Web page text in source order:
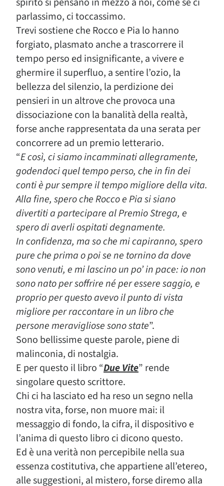
parlassimo, ci toccassimo.
Trevi sostiene che Rocco e Pia lo hanno
forgiato, plasmato anche a trascorrere il
tempo perso ed insignificante, a vivere e
ghermire il superfluo, a sentire l’ozio, la
bellezza del silenzio, la perdizione dei
pensieri in un altrove che provoca una
dissociazione con la banalità della realtà,
forse anche rappresentata da una serata per
concorrere ad un premio letterario.
“E così, ci siamo incamminati allegramente,
godendoci quel tempo perso, che in fin dei
conti è pur sempre il tempo migliore della vita.
Alla fine, spero che Rocco e Pia si siano
divertiti a partecipare al Premio Strega, e
spero di averli ospitati degnamente.
In confidenza, ma so che mi capiranno, spero
pure che prima o poi se ne tornino da dove
sono venuti, e mi lascino un po’ in pace: io non
sono nato per soffrire né per essere saggio, e
proprio per questo avevo il punto di vista
migliore per raccontare in un libro che
persone meravigliose sono state”.
Sono bellissime queste parole, piene di
malinconia, di nostalgia.
E per questo il libro “Due Vite” rende
singolare questo scrittore.
Chi ci ha lasciato ed ha reso un segno nella
nostra vita, forse, non muore mai: il
messaggio di fondo, la cifra, il dispositivo e
l’anima di questo libro ci dicono questo.
Ed è una verità non percepibile nella sua
essenza costitutiva, che appartiene all’etereo,
alle suggestioni, al mistero, forse diremo alla